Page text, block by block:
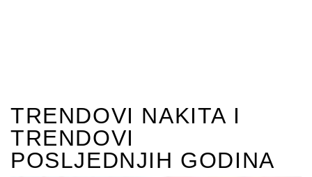
TRENDOVI NAKITA I
TRENDOVI
POSLJEDNJIH GODINA